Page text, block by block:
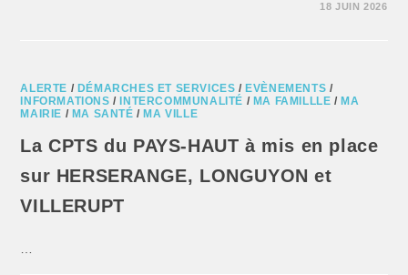
18 JUIN 2026
ALERTE / DÉMARCHES ET SERVICES / EVÈNEMENTS /
INFORMATIONS / INTERCOMMUNALITÉ / MA FAMILLLE / MA
MAIRIE / MA SANTÉ / MA VILLE
La CPTS du PAYS-HAUT à mis en place
sur HERSERANGE, LONGUYON et
VILLERUPT